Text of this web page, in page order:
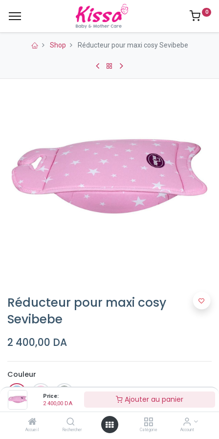
Price:
2 400,00 DA Ajouter au panier
Accueil Rechercher Catégorie Account
0
Shop Réducteur pour maxi cosy Sevibebe
Réducteur pour maxi cosy
Sevibebe
2 400,00 DA
Couleur